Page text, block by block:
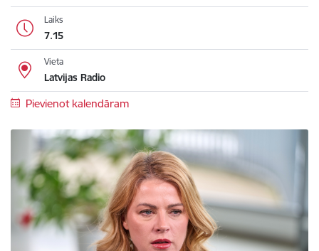
Laiks
7.15
Vieta
Latvijas Radio
Pievienot kalendāram